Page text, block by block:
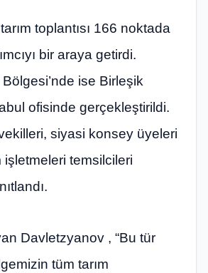
toplantısı 166 noktada
bir araya getirdi.
ise Birleşik
ofisinde gerçekleştirildi.
siyasi konsey üyeleri
işletmeleri temsilcileri
Davletzyanov , “Bu tür
tüm tarım